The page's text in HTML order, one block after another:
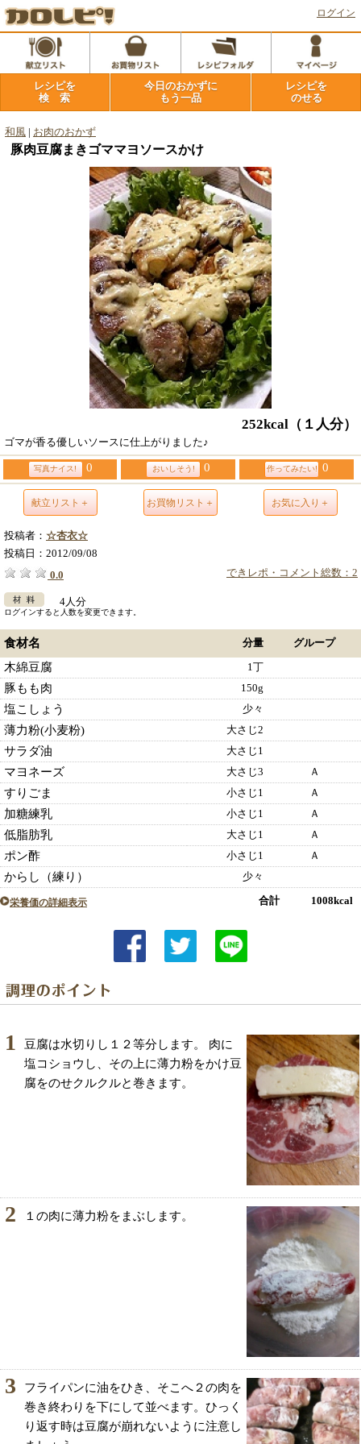
ログイン
レシピを
検 索
今日のおかずに
もう一品
レシピを
のせる
和風 お肉のおかず
豚肉豆腐まきゴママヨソースかけ
252kcal （１人分）
ゴマが香る優しいソースに仕上がりました♪
写真ナイス! 0 おいしそう! 0 作ってみたい! 0
献立リスト＋ お買物リスト＋ お気に入り＋
投稿者： ☆杏衣☆
投稿日： 2012/09/08
できレポ・コメント総数：2
0.0
4人分
ログインすると人数を変更できます。
食材名 分量 グループ
木綿豆腐 1丁
豚もも肉 150g
塩こしょう 少々
薄力粉(小麦粉) 大さじ2
サラダ油 大さじ1
マヨネーズ 大さじ3 Ａ
すりごま 小さじ1 Ａ
加糖練乳 小さじ1 Ａ
低脂肪乳 大さじ1 Ａ
ポン酢 小さじ1 Ａ
からし（練り） 少々
栄養価の詳細表示 合計 1008kcal
1
豆腐は水切りし１２等分します。 肉に
塩コショウし、その上に薄力粉をかけ豆
腐をのせクルクルと巻きます。
2 １の肉に薄力粉をまぶします。
3
フライパンに油をひき、そこへ２の肉を
巻き終わりを下にして並べます。ひっく
り返す時は豆腐が崩れないように注意し